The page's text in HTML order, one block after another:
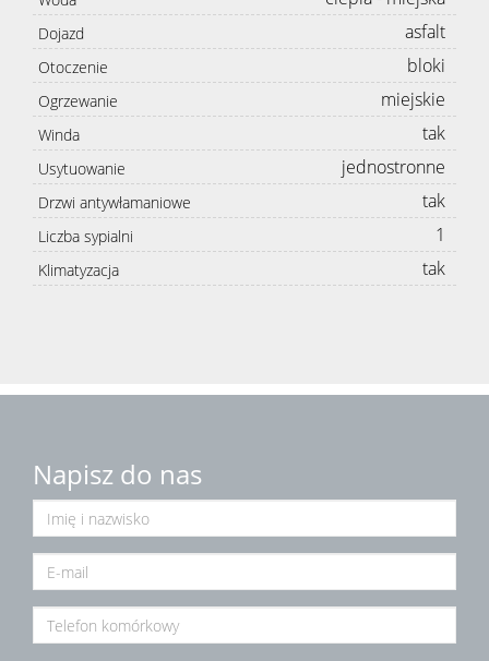
Dojazd asfalt
Otoczenie bloki
Ogrzewanie miejskie
Winda tak
Usytuowanie jednostronne
Drzwi antywłamaniowe tak
Liczba sypialni 1
Klimatyzacja tak
Napisz do nas